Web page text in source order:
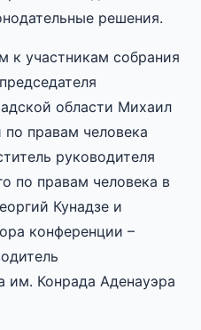
решения.
к участникам собрания
области Михаил
правам человека
руководителя
по правам человека в
Кунадзе и
конференции –
им. Конрада Аденауэра